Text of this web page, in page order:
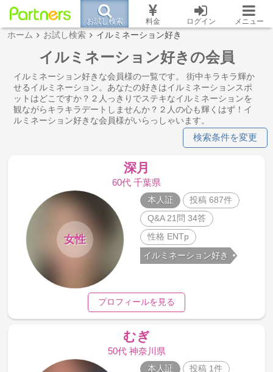
お試し検索 料金 ログイン メニュー
ホーム お試し検索 イルミネーション好き
イルミネーション好きの会員
イルミネーション好きな会員様の一覧です。 街中キラキラ輝か
せるイルミネーション。あなたの好きはイルミネーションスポ
ットはどこですか？２人っきりでステキなイルミネーションを
観ながらキラキラデートしませんか？２人の心も輝くはず！イ
ルミネーション好きな会員様がいらっしゃいます。
検索条件を変更
深月
60代 千葉県
女性
本人証
投稿 687件
Q&A 21問 34答
性格 ENTp
イルミネーション好き
プロフィールを見る
むぎ
50代 神奈川県
本人証
投稿 1件